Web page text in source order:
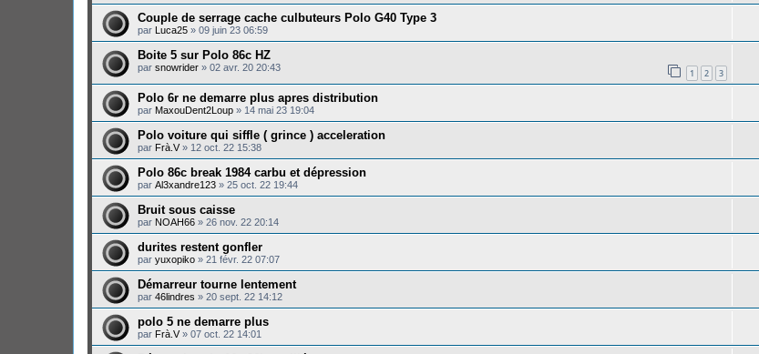
Couple de serrage cache culbuteurs Polo G40 Type 3
par Luca25 » 09 juin 23 06:59
Boite 5 sur Polo 86c HZ
par snowrider » 02 avr. 20 20:43 1 2 3
Polo 6r ne demarre plus apres distribution
par MaxouDent2Loup » 14 mai 23 19:04
Polo voiture qui siffle ( grince ) acceleration
par Frà.V» 12 oct. 22 15:38
Polo 86c break 1984 carbu et dépression
par Al3xandre123 » 25 oct. 22 19:44
Bruit sous caisse
par NOAH66 » 26 nov. 22 20:14
durites restent gonfler
par yuxopiko » 21 févr. 22 07:07
Démarreur tourne lentement
par 46lindres » 20 sept. 22 14:12
polo 5 ne demarre plus
par Frà.V» 07 oct. 22 14:01